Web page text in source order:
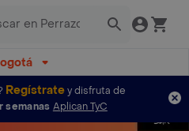
Regístratey disfruta de
semanas Aplican TyC